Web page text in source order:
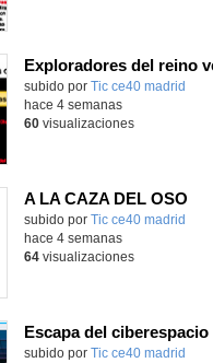
Exploradores del reino
subido por Tic ce40 madrid
hace 4 semanas
60visualizaciones
A LA CAZA DEL OSO
subido por Tic ce40 madrid
hace 4 semanas
64visualizaciones
Escapa del ciberespacio
subido por Tic ce40 madrid